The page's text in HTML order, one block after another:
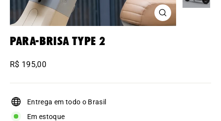
Encerrar
(Esc)
Para-brisa Type 2
Preço
R$ 195,00
Entrega em todo o Brasil
Em estoque